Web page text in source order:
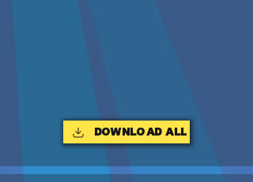
Download ALL